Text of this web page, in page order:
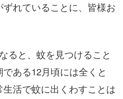
れていることに、皆様お
ると、蚊を見つけること
ある12月頃には全くと
活で蚊に出くわすことは